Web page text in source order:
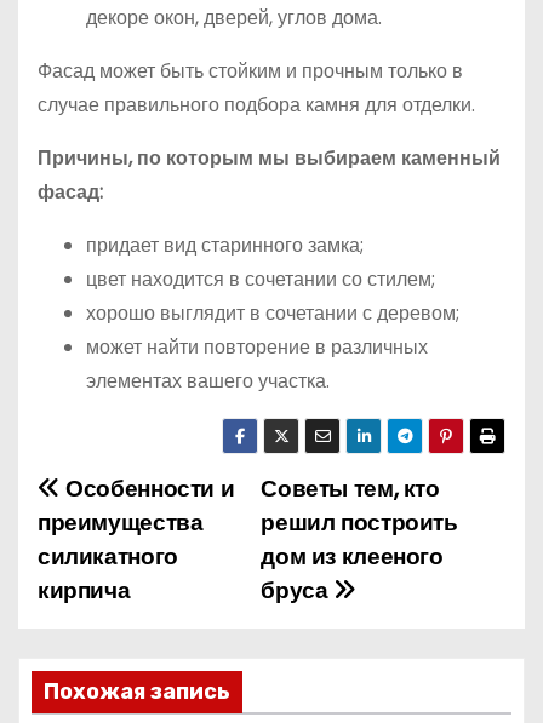
декоре окон, дверей, углов дома.
Фасад может быть стойким и прочным только в
случае правильного подбора камня для отделки.
Причины, по которым мы выбираем каменный
фасад:
придает вид старинного замка;
цвет находится в сочетании со стилем;
хорошо выглядит в сочетании с деревом;
может найти повторение в различных
элементах вашего участка.
Н
а
в
г
Советы тем, кто
решил построить
дом из клееного
бруса
Особенности и
преимущества
силикатного
кирпича
Похожая запись